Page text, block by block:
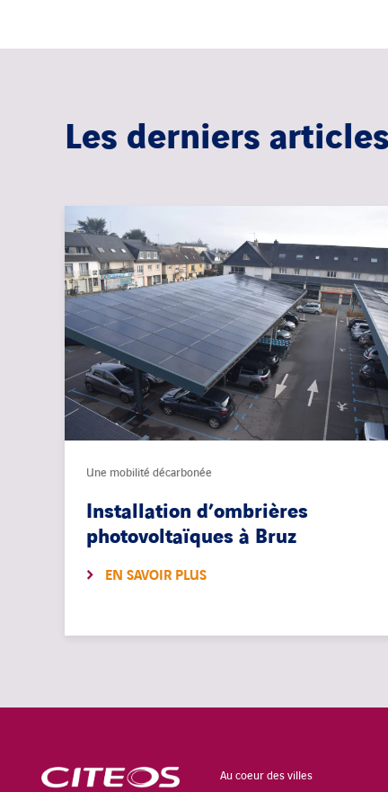
Les derniers articles
Une mobilité décarbonée
Installation d’ombrières
photovoltaïques à Bruz
EN SAVOIR PLUS
Au coeur des villes